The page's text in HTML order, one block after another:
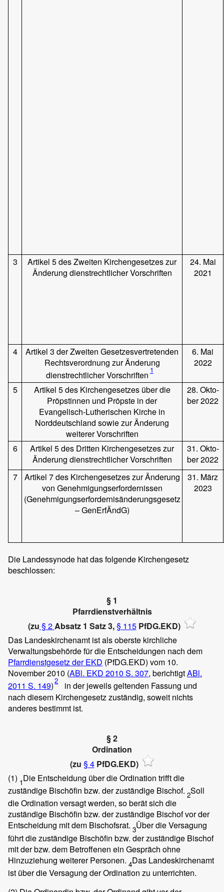
3
Artikel 5 des Zweiten Kirchengesetzes zur
Änderung dienstrechtlicher Vorschriften
24. Mai
2021
4
Artikel 3 der Zweiten Gesetzesvertretenden
Rechtsverordnung zur Änderung
dienstrechtlicher Vorschriften 1
6. Mai
2022
5
Artikel 5 des Kirchengesetzes über die
Pröpstinnen und Pröpste in der
Evangelisch-Lutherischen Kirche in
Norddeutschland sowie zur Änderung
weiterer Vorschriften
28. Okto-
ber 2022
6
Artikel 5 des Dritten Kirchengesetzes zur
Änderung dienstrechtlicher Vorschriften
31. Okto-
ber 2022
7
Artikel 7 des Kirchengesetzes zur Änderung
von Genehmigungserfordernissen
(Genehmigungserfordernisänderungsgesetz
– GenErfÄndG)
31. März
2023
Die Landessynode hat das folgende Kirchengesetz
beschlossen:
§ 1
Pfarrdienstverhältnis
(zu § 2Absatz 1 Satz 3,§ 115PfDG.EKD)
Das Landeskirchenamt ist als oberste kirchliche
Verwaltungsbehörde für die Entscheidungen nach dem
Pfarrdienstgesetz der EKD (PfDG.EKD) vom 10.
November 2010 (ABl. EKD 2010 S. 307, berichtigtABl.
2011 S. 149)2
in der jeweils geltenden Fassung und
nach diesem Kirchengesetz zuständig, soweit nichts
anderes bestimmt ist.
§ 2
Ordination
(zu § 4PfDG.EKD)
(1) 1Die Entscheidung über die Ordination trifft die
zuständige Bischöfin bzw. der zuständige Bischof. 2Soll
die Ordination versagt werden, so berät sich die
zuständige Bischöfin bzw. der zuständige Bischof vor der
Entscheidung mit dem Bischofsrat. 3Über die Versagung
führt die zuständige Bischöfin bzw. der zuständige Bischof
mit der bzw. dem Betroffenen ein Gespräch ohne
Hinzuziehung weiterer Personen. 4Das Landeskirchenamt
ist über die Versagung der Ordination zu unterrichten.